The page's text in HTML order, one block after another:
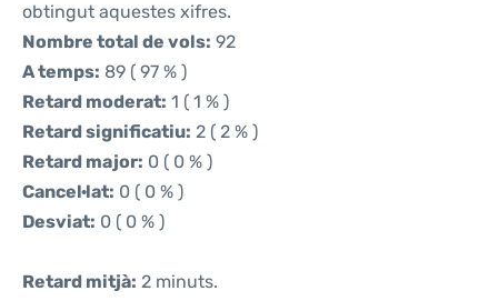
obtingut aquestes xifres.
Nombre total de vols: 92
A temps: 89 ( 97 % )
Retard moderat: 1 ( 1 % )
Retard significatiu: 2 ( 2 % )
Retard major: 0 ( 0 % )
Cancel·lat: 0 ( 0 % )
Desviat: 0 ( 0 % )
Retard mitjà: 2 minuts.